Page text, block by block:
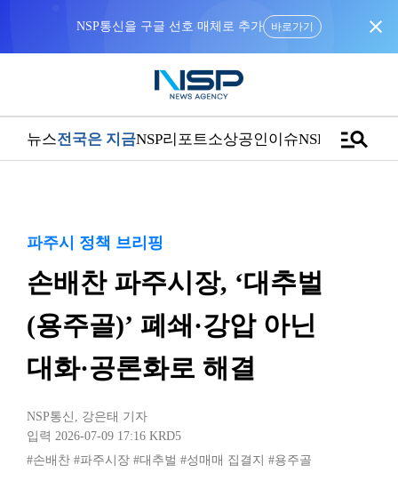
NSP통신을 구글 선호 매체로 추가 바로가기 close
뉴스전국은 지금NSP리포트소상공인이슈NSPTVmanage_search
파주시 정책 브리핑
손배찬 파주시장, ‘대추벌
(용주골)’ 폐쇄·강압 아닌
대화·공론화로 해결
NSP통신 , 강은태 기자
입력 2026-07-09 17:16 KRD5
#손배찬 #파주시장 #대추벌 #성매매 집결지 #용주골